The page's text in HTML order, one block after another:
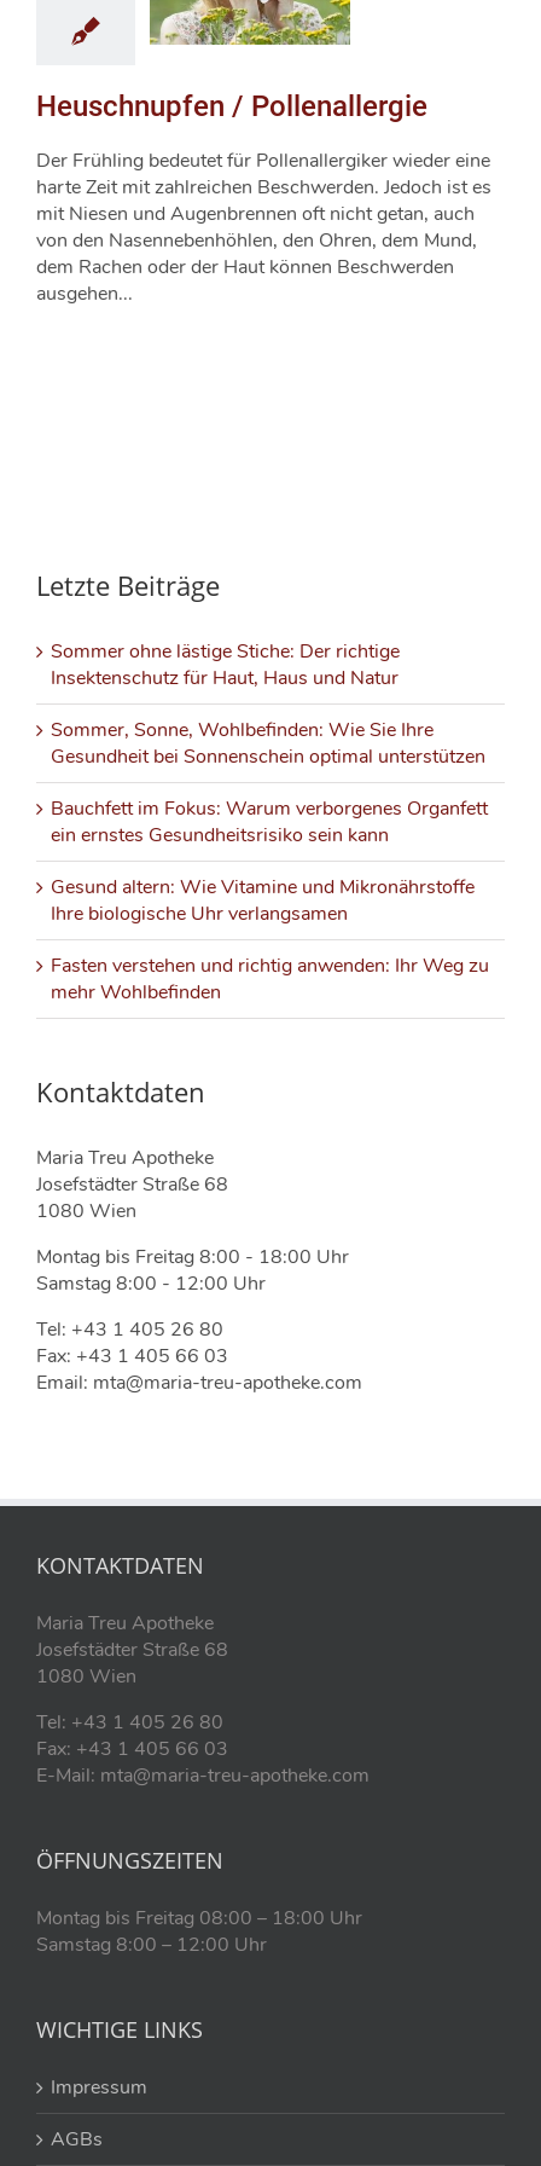
Heuschnupfen / Pollenallergie
Der Frühling bedeutet für Pollenallergiker wieder eine
harte Zeit mit zahlreichen Beschwerden. Jedoch ist es
mit Niesen und Augenbrennen oft nicht getan, auch
von den Nasennebenhöhlen, den Ohren, dem Mund,
dem Rachen oder der Haut können Beschwerden
ausgehen...
Letzte Beiträge
Sommer ohne lästige Stiche: Der richtige
Insektenschutz für Haut, Haus und Natur
Sommer, Sonne, Wohlbefinden: Wie Sie Ihre
Gesundheit bei Sonnenschein optimal unterstützen
Bauchfett im Fokus: Warum verborgenes Organfett
ein ernstes Gesundheitsrisiko sein kann
Gesund altern: Wie Vitamine und Mikronährstoffe
Ihre biologische Uhr verlangsamen
Fasten verstehen und richtig anwenden: Ihr Weg zu
mehr Wohlbefinden
Kontaktdaten
Maria Treu Apotheke
Josefstädter Straße 68
1080 Wien
Montag bis Freitag 8:00 - 18:00 Uhr
Samstag 8:00 - 12:00 Uhr
Tel: +43 1 405 26 80
Fax: +43 1 405 66 03
Email: mta@maria-treu-apotheke.com
KONTAKTDATEN
Maria Treu Apotheke
Josefstädter Straße 68
1080 Wien
Tel: +43 1 405 26 80
Fax: +43 1 405 66 03
E-Mail: mta@maria-treu-apotheke.com
ÖFFNUNGSZEITEN
Montag bis Freitag 08:00 – 18:00 Uhr
Samstag 8:00 – 12:00 Uhr
WICHTIGE LINKS
Impressum
AGBs